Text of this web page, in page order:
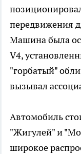
передвижения
Машина была
V4,
"горбатый"
вызывал
Автомобиль
"Жигулей" и
широкое